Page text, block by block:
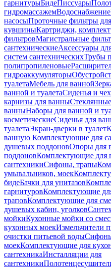
гарнитурыБидеПиссуары
гидромассажемВодоснабжение
насосыПроточные фильтры
кувшиныКартриджи,
фильтровМагистральные
сантехническиеАксессуары
систем сантехническихТрубы
полипропиленовые
гидроаккумуляторы
туалетаМебель для ванной
ванной и туалетаСиденья и
карнизы для ванны
ванныНаборы для ванной и
косметическиеСиденья для
туалетаЭкран-дверки в туалет
ванную Комплектующие для
душевых поддоновОпоры для
поддоновКомплектующие для
сантехникиСифоны, трапы
умывальников, моек
бидеБачки для унитазов
гарнитуровКомплектующие
траповКомплектующие для
душевых кабин, уголков
мойкиКухонные мойки со
кухонных моекИзмельчители
очистки питьевой воды
моекКомплектующие для
сантехникаИнсталляции для
сантехники